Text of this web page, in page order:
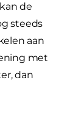
de
steeds
aan
met
dan